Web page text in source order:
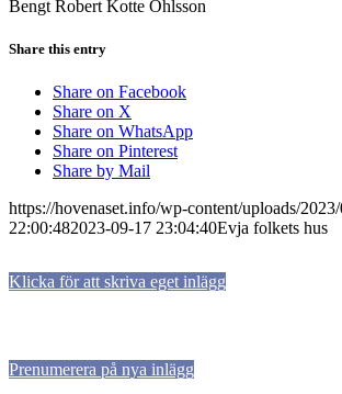
Bengt Robert Kotte Ohlsson
Share this entry
Share on Facebook
Share on X
Share on WhatsApp
Share on Pinterest
Share by Mail
https://hovenaset.info/wp-content/uploads/
22:00:482023-09-17 23:04:40Evja folkets hus
Klicka för att skriva eget inlägg
Prenumerera på nya inlägg